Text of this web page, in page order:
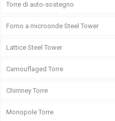
Torre di auto-sostegno
Forno a microonde Steel Tower
Lattice Steel Tower
Camouflaged Torre
Chimney Torre
Monopole Torre